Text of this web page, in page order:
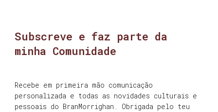
Subscreve e faz parte da
minha Comunidade
Recebe em primeira mão comunicação
personalizada e todas as novidades culturais e
pessoais do BranMorrighan. Obrigada pelo teu